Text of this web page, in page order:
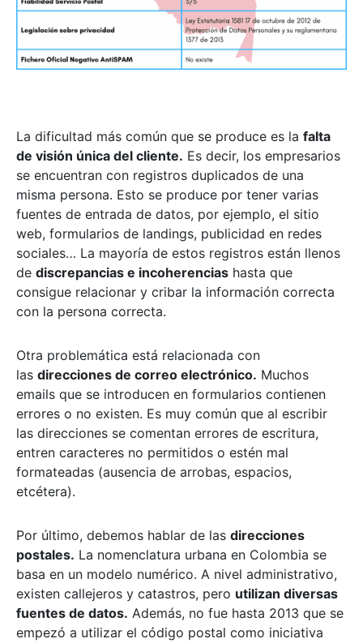
La dificultad más común que se produce es la falta
de visión única del cliente. Es decir, los empresarios
se encuentran con registros duplicados de una
misma persona. Esto se produce por tener varias
fuentes de entrada de datos, por ejemplo, el sitio
web, formularios de landings, publicidad en redes
sociales… La mayoría de estos registros están llenos
de discrepancias e incoherencias hasta que
consigue relacionar y cribar la información correcta
con la persona correcta.
Otra problemática está relacionada con
las direcciones de correo electrónico. Muchos
emails que se introducen en formularios contienen
errores o no existen. Es muy común que al escribir
las direcciones se comentan errores de escritura,
entren caracteres no permitidos o estén mal
formateadas (ausencia de arrobas, espacios,
etcétera).
Por último, debemos hablar de las direcciones
postales. La nomenclatura urbana en Colombia se
basa en un modelo numérico. A nivel administrativo,
existen callejeros y catastros, pero utilizan diversas
fuentes de datos. Además, no fue hasta 2013 que se
empezó a utilizar el código postal como iniciativa